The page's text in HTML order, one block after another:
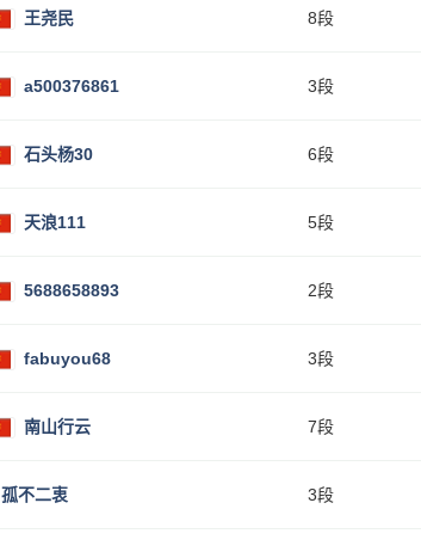
王尧民 8段
a500376861 3段
石头杨30 6段
天浪111 5段
5688658893 2段
fabuyou68 3段
南山行云 7段
孤不二衷 3段